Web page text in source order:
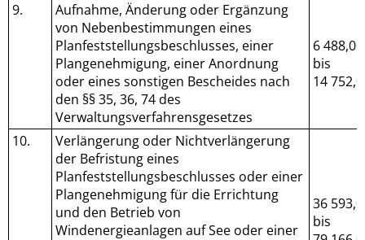
9.
Aufnahme, Änderung oder Ergänzung
von Nebenbestimmungen eines
Planfeststellungsbeschlusses, einer
Plangenehmigung, einer Anordnung
oder eines sonstigen Bescheides nach
den §§ 35, 36, 74 des
Verwaltungsverfahrensgesetzes
6 488,00
bis
14
10.
Verlängerung oder Nichtverlängerung
der Befristung eines
Planfeststellungsbeschlusses oder einer
Plangenehmigung für die Errichtung
und den Betrieb von
Windenergieanlagen auf See oder einer
36
bis